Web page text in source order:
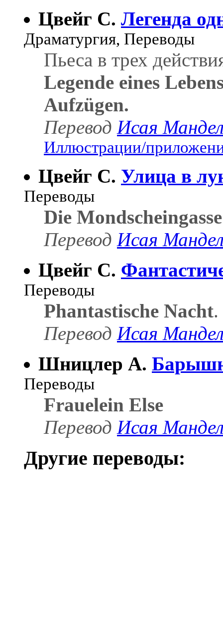
Цвейг С. Легенда
Драматургия, Переводы
Пьеса в трех
Legende eines
Aufzügen.
Перевод Исая
Иллюстрации/
Цвейг С. Улица в
Переводы
Die Mondscheingasse
Перевод Исая
Цвейг С.
Переводы
Phantastische Nacht.
Перевод Исая
Шницлер А.
Переводы
Frauelein Else
Перевод Исая
Другие переводы: